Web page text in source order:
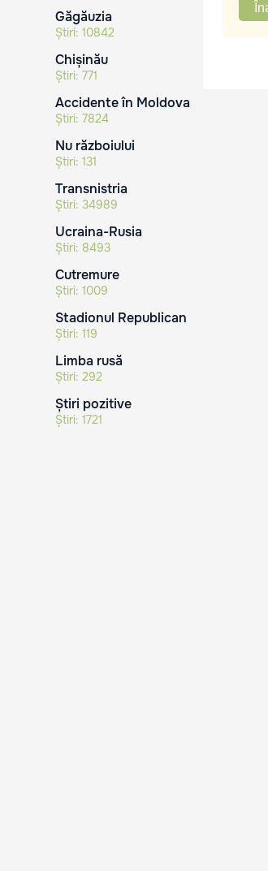
Găgăuzia
Știri: 10842
Chișinău
Știri: 771
Accidente în Moldova
Știri: 7824
Nu războiului
Știri: 131
Transnistria
Știri: 34989
Ucraina-Rusia
Știri: 8493
Cutremure
Știri: 1009
Stadionul Republican
Știri: 119
Limba rusă
Știri: 292
Știri pozitive
Știri: 1721